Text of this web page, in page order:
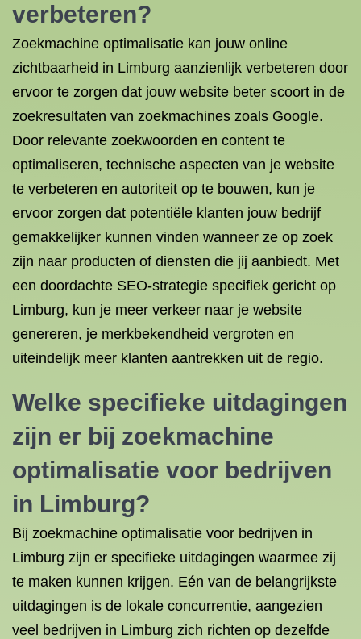
verbeteren?
Zoekmachine optimalisatie kan jouw online
zichtbaarheid in Limburg aanzienlijk verbeteren door
ervoor te zorgen dat jouw website beter scoort in de
zoekresultaten van zoekmachines zoals Google.
Door relevante zoekwoorden en content te
optimaliseren, technische aspecten van je website
te verbeteren en autoriteit op te bouwen, kun je
ervoor zorgen dat potentiële klanten jouw bedrijf
gemakkelijker kunnen vinden wanneer ze op zoek
zijn naar producten of diensten die jij aanbiedt. Met
een doordachte SEO-strategie specifiek gericht op
Limburg, kun je meer verkeer naar je website
genereren, je merkbekendheid vergroten en
uiteindelijk meer klanten aantrekken uit de regio.
Welke specifieke uitdagingen
zijn er bij zoekmachine
optimalisatie voor bedrijven
in Limburg?
Bij zoekmachine optimalisatie voor bedrijven in
Limburg zijn er specifieke uitdagingen waarmee zij
te maken kunnen krijgen. Eén van de belangrijkste
uitdagingen is de lokale concurrentie, aangezien
veel bedrijven in Limburg zich richten op dezelfde